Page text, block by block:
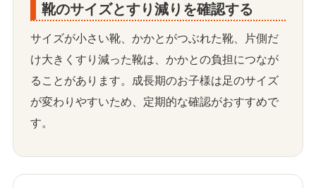
靴のサイズとすり減りを確認する
サイズが小さい靴、かかとがつぶれた靴、片側だ
け大きくすり減った靴は、かかとの負担につなが
ることがあります。成長期のお子様は足のサイズ
が変わりやすいため、定期的な確認がおすすめで
す。